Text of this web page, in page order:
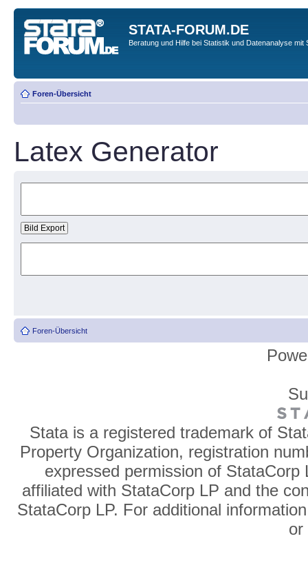
STATA-FORUM.DE
Beratung und Hilfe bei Statistik und Datenanalyse mit
Foren-Übersicht
Latex Generator
Foren-Übersicht
Stata is a registered trademark of
Property Organization, registration
expressed permission of
affiliated with StataCorp LP and the
StataCorp LP. For additional
or